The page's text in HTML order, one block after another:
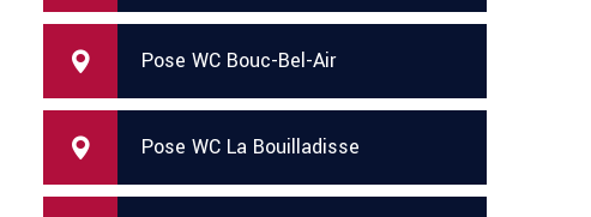
Pose WC Bouc-Bel-Air
Pose WC La Bouilladisse